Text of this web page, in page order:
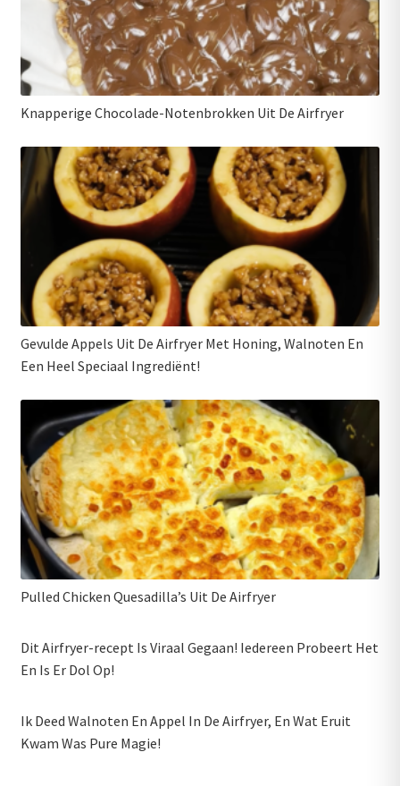
Knapperige Chocolade-Notenbrokken Uit De Airfryer
Gevulde Appels Uit De Airfryer Met Honing, Walnoten En
Een Heel Speciaal Ingrediënt!
Pulled Chicken Quesadilla’s Uit De Airfryer
Dit Airfryer-recept Is Viraal Gegaan! Iedereen Probeert Het
En Is Er Dol Op!
Ik Deed Walnoten En Appel In De Airfryer, En Wat Eruit
Kwam Was Pure Magie!